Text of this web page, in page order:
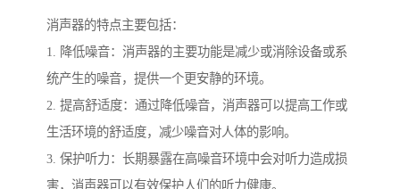
消声器的特点主要包括：
1. 降低噪音：消声器的主要功能是减少或消除设备或系
统产生的噪音，提供一个更安静的环境。
2. 提高舒适度：通过降低噪音，消声器可以提高工作或
生活环境的舒适度，减少噪音对人体的影响。
3. 保护听力：长期暴露在高噪音环境中会对听力造成损
害，消声器可以有效保护人们的听力健康。